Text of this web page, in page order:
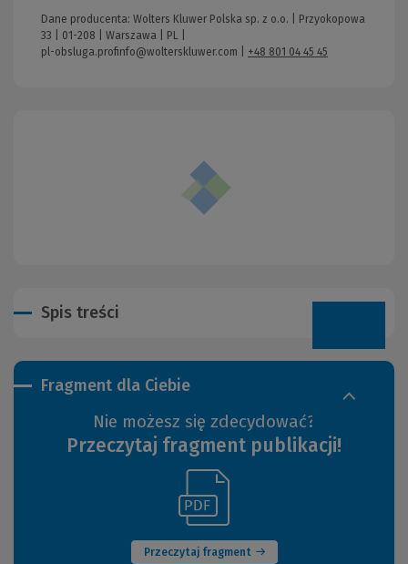
Fragment dla Ciebie
Nie możesz się zdecydować?
Przeczytaj fragment publikacji!
Przeczytaj fragment
(Nowe
okno)
innej
Dane producenta: Wolters Kluwer Polska sp. z o.o. | Przyokopowa
33 | 01-208 | Warszawa | PL |
pl-obsluga.profinfo@wolterskluwer.com
+48 801 04 45 45
Spis treści